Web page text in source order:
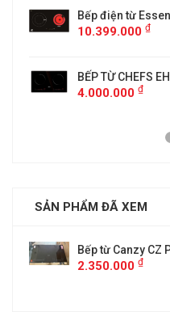
Bếp điện từ
10.399.000 ₫
BẾP TỪ CHEFS
4.000.000 ₫
SẢN PHẨM ĐÃ XEM
Bếp từ Canzy CZ
2.350.000 ₫